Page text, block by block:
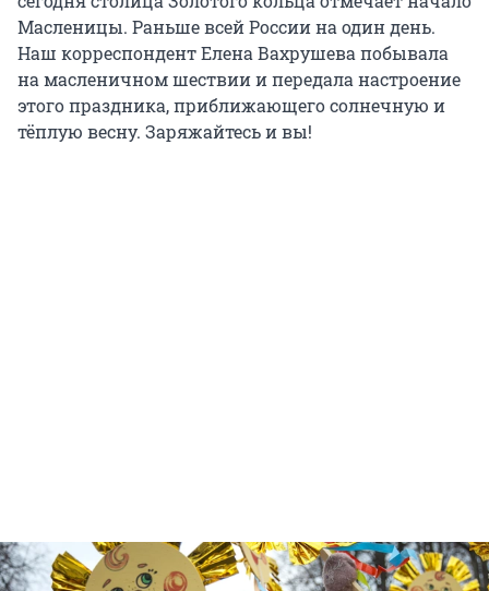
Масленицы. Раньше всей России на один день.
Наш корреспондент Елена Вахрушева побывала
на масленичном шествии и передала настроение
этого праздника, приближающего солнечную и
тёплую весну. Заряжайтесь и вы!